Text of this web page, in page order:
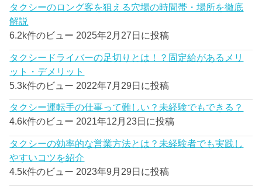
タクシーのロング客を狙える穴場の時間帯・場所を徹底
解説
6.2k件のビュー 2025年2月27日に投稿
タクシードライバーの足切りとは！？固定給があるメリ
ット・デメリット
5.3k件のビュー 2022年7月29日に投稿
タクシー運転手の仕事って難しい？未経験でもできる？
4.6k件のビュー 2021年12月23日に投稿
タクシーの効率的な営業方法とは？未経験者でも実践し
やすいコツを紹介
4.5k件のビュー 2023年9月29日に投稿